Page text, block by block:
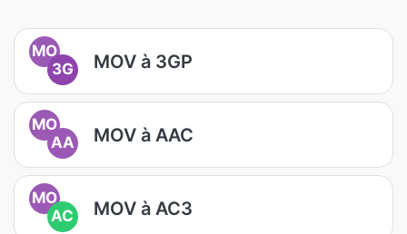
MO
3G
MOV à 3GP
MO
AA
MOV à AAC
MO
AC
MOV à AC3